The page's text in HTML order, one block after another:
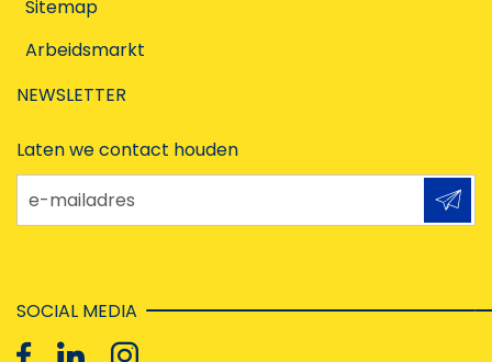
Sitemap
Arbeidsmarkt
NEWSLETTER
Laten we contact houden
e-mailadres
SOCIAL MEDIA